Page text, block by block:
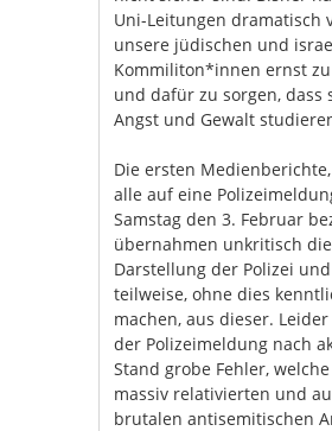
Uni-Leitungen dramatisch
unsere jüdischen und
Kommiliton*innen ernst
und dafür zu sorgen, dass
Angst und Gewalt
Die ersten
alle auf eine
Samstag den 3. Februar
übernahmen unkritisch
Darstellung der Polizei
teilweise, ohne dies
machen, aus dieser.
der Polizeimeldung nach
Stand grobe Fehler,
massiv relativierten und
brutalen antisemitischen